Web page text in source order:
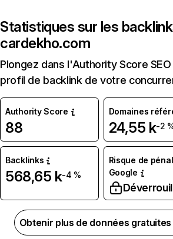
Statistiques sur les
cardekho.com
Plongez dans l'Authority Score
profil de backlink de votre
Authority Score
88
Domaines
24,55 k-2
Backlinks
568,65 k-4 %
Risque de
Google
Obtenir plus de données